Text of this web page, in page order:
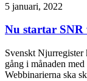
5 januari, 2022
Nu startar
Svenskt Njurregister
gång i månaden
Webbinarierna ska